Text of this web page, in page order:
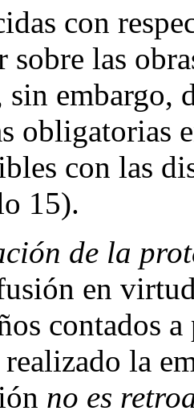
con
sobre las
sin embargo,
obligatorias
con las
15).
de la
en
contados
realizado la
no es